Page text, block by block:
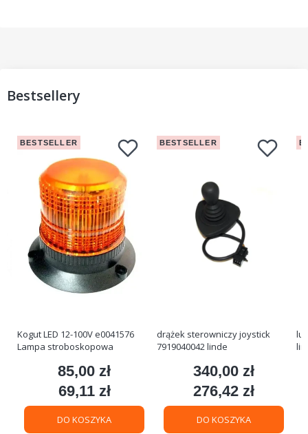
Bestsellery
BESTSELLER
Kogut LED 12-100V e0041576
Lampa stroboskopowa
Cena
85,00 zł
Cena
69,11 zł
DO KOSZYKA
BESTSELLER
drążek sterowniczy joystick
7919040042 linde
Cena
340,00 zł
Cena
276,42 zł
DO KOSZYKA